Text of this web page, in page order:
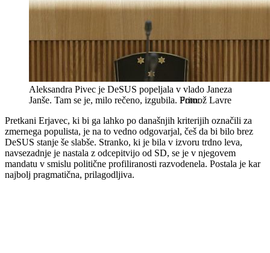
Aleksandra Pivec je DeSUS popeljala v vlado Janeza
Janše. Tam se je, milo rečeno, izgubila. Primož Lavre
Pretkani Erjavec, ki bi ga lahko po današnjih kriterijih označili za
zmernega populista, je na to vedno odgovarjal, češ da bi bilo brez
DeSUS stanje še slabše. Stranko, ki je bila v izvoru trdno leva,
navsezadnje je nastala z odcepitvijo od SD, se je v njegovem
mandatu v smislu politične profiliranosti razvodenela. Postala je kar
najbolj pragmatična, prilagodljiva.